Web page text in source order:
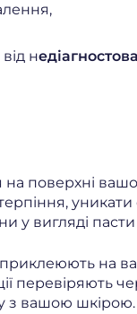
н
на поверхні
уникати
у вигляді пасти
приклеюють на
перевіряють
з вашою